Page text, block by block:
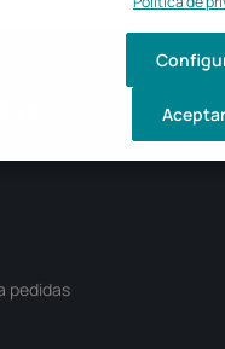
LA
pedidas